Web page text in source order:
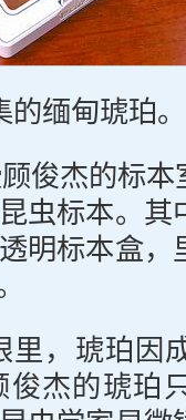
的缅甸琥珀
俊杰的标
虫标本。其
明标本盒，
里，琥珀因
俊杰的琥珀